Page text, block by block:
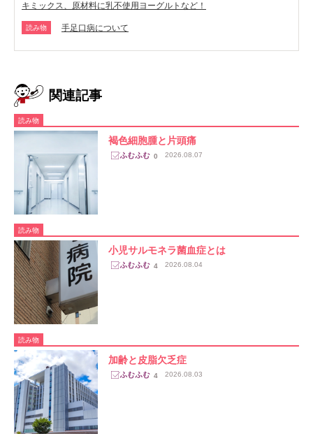
キミックス、原材料に乳不使用ヨーグルトなど！
読み物 手足口病について
関連記事
読み物
褐色細胞腫と片頭痛
0 2026.08.07
読み物
小児サルモネラ菌血症とは
4 2026.08.04
読み物
加齢と皮脂欠乏症
4 2026.08.03